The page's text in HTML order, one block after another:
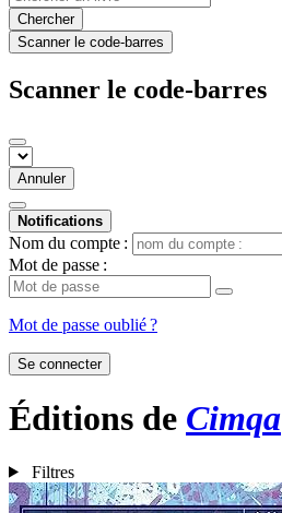
Chercher
Scanner le code-barres
Scanner le code-barres
Annuler
Notifications
Nom du compte :
Mot de passe :
Mot de passe oublié ?
Se connecter
Éditions de Cimqa
Filtres